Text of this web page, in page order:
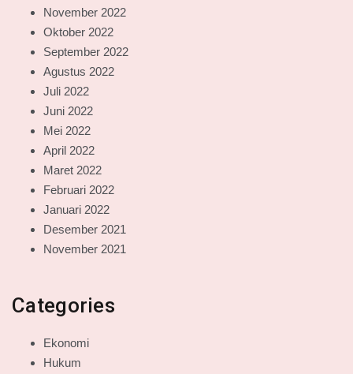
November 2022
Oktober 2022
September 2022
Agustus 2022
Juli 2022
Juni 2022
Mei 2022
April 2022
Maret 2022
Februari 2022
Januari 2022
Desember 2021
November 2021
Categories
Ekonomi
Hukum